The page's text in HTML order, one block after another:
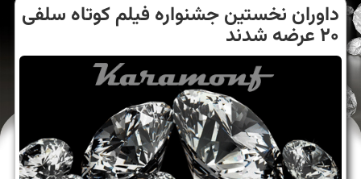
داوران نخستین جشنواره فیلم كوتاه سلفی
۲۰ عرضه شدند